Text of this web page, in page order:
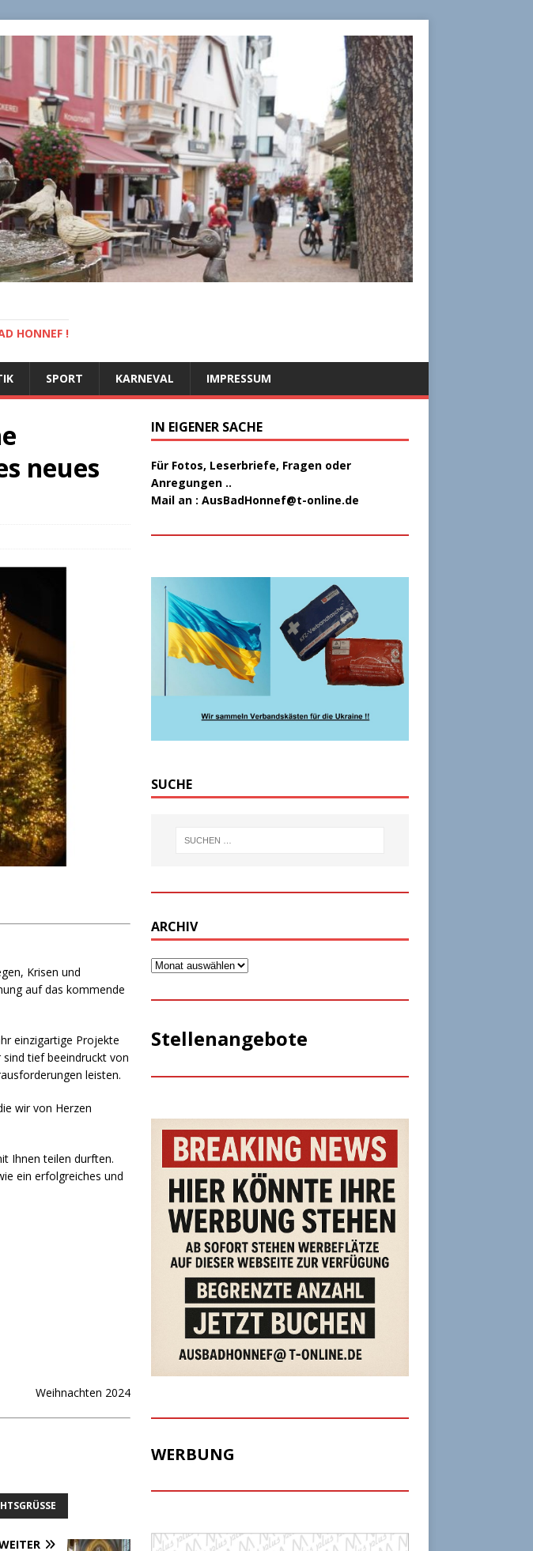
HONNEF !
SPORT KARNEVAL IMPRESSUM
neues
Krisen und
auf das kommende
einzigartige Projekte
tief beeindruckt von
leisten.
wir von Herzen
Ihnen teilen durften.
ein erfolgreiches und
Weihnachten 2024
IN EIGENER SACHE
Für Fotos, Leserbriefe, Fragen oder
Anregungen ..
Mail an : AusBadHonnef@t-online.de
SUCHE
ARCHIV
Stellenangebote
WERBUNG